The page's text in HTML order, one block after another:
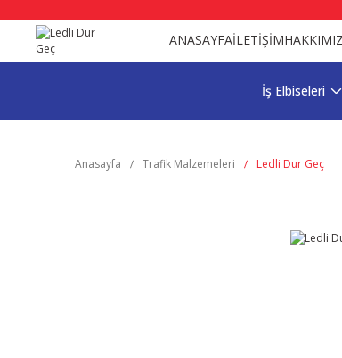
ANASAYFAİLETİŞİM
İş Elbiseleri
Anasayfa Trafik Malzemeleri Ledli Dur Geç